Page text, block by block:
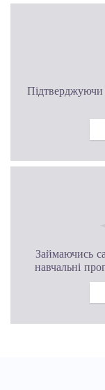
Підтверджуючи
Займаючись
навчальні